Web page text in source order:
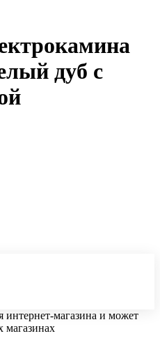
дуб с
интернет-магазина и может
магазинах